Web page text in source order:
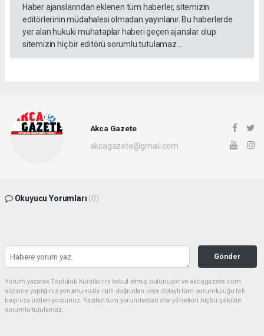
Haber ajanslarından eklenen tüm haberler, sitemizin
editörlerinin müdahalesi olmadan yayınlanır. Bu haberlerde
yer alan hukuki muhataplar haberi geçen ajanslar olup
sitemizin hiç bir editörü sorumlu tutulamaz...
Akca Gazete
akcagazete@gmail.com
Okuyucu Yorumları (0)
Gönder
Yorum yazarak Topluluk Kuralları’nı kabul etmiş bulunuyor ve akcagazete.com
sitesine yaptığınız yorumunuzla ilgili doğrudan veya dolaylı tüm sorumluluğu tek
başınıza üstleniyorsunuz. Yazılan tüm yorumlardan site yönetimi hiçbir şekilde
sorumlu tutulamaz.